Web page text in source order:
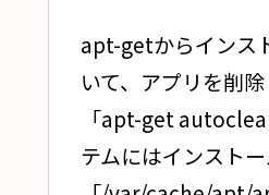
apt-getからインス
いて、アプリを削
「apt-get
テムにはインスト